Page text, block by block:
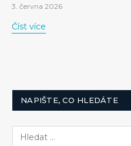
3. června 2026
Číst více
NAPIŠTE, CO HLEDÁTE